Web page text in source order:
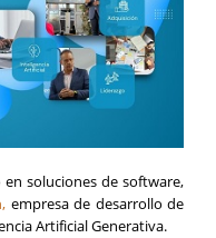
soluciones de software,
, empresa de desarrollo de
Artificial Generativa.